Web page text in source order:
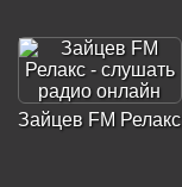
Зайцев FM Релакс